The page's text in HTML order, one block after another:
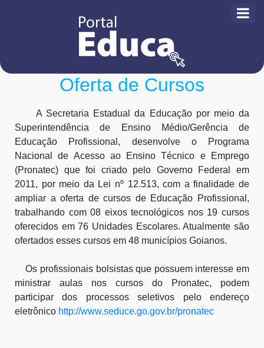
Oferta de Cursos
A Secretaria Estadual da Educação por meio da
Superintendência de Ensino Médio/Gerência de
Educação Profissional, desenvolve o Programa
Nacional de Acesso ao Ensino Técnico e Emprego
(Pronatec) que foi criado pelo Governo Federal em
2011, por meio da Lei nº 12.513, com a finalidade de
ampliar a oferta de cursos de Educação Profissional,
trabalhando com 08 eixos tecnológicos nos 19 cursos
oferecidos em 76 Unidades Escolares. Atualmente são
ofertados esses cursos em 48 municípios Goianos.
Os profissionais bolsistas que possuem interesse em
ministrar aulas nos cursos do Pronatec, podem
participar dos processos seletivos pelo endereço
eletrônico http://www.seduce.go.gov.br/pronatec